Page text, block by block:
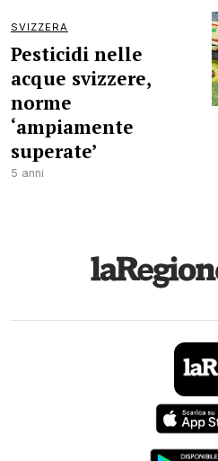
SVIZZERA
Pesticidi nelle
acque svizzere,
norme
‘ampiamente
superate’
5 anni